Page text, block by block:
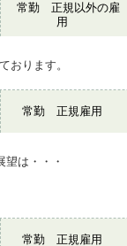
常勤 正規以外の雇
用
おります。
常勤 正規雇用
は・・・
常勤 正規雇用